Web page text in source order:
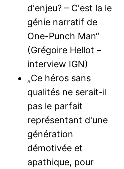
d'enjeu? – C'est la le
génie narratif de
One-Punch Man“
(Grégoire Hellot –
interview IGN)
„Ce héros sans
qualités ne serait-il
pas le parfait
représentant d'une
génération
démotivée et
apathique, pour